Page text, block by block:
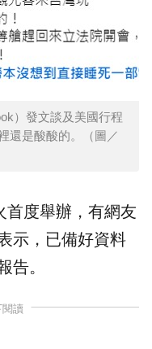
）發文談及美國行程
還是酸酸的。（圖／
首度舉辦，有網友
示，已備好資料
告。
讀